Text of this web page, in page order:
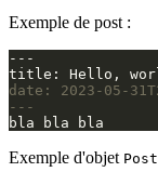
Exemple de post :
---
date: 2023-05-
---
Exemple d'objet Post